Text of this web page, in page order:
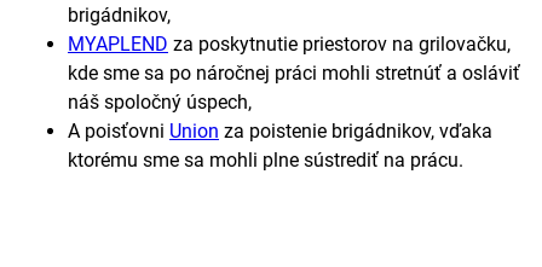
brigádnikov,
MYAPLEND za poskytnutie priestorov na grilovačku,
kde sme sa po náročnej práci mohli stretnúť a osláviť
náš spoločný úspech,
A poisťovni Union za poistenie brigádnikov, vďaka
ktorému sme sa mohli plne sústrediť na prácu.